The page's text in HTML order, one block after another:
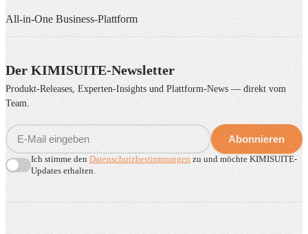
All-in-One Business-Plattform
Der KIMISUITE-Newsletter
Produkt-Releases, Experten-Insights und Plattform-News — direkt vom
Team.
Abonnieren
Ich stimme denDatenschutzbestimmungenzu und möchte KIMISUITE-
Updates erhalten.